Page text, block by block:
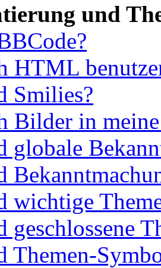
und
HTML
Smilies?
Bilder in
globale
wichtige
geschlossene
Themen-